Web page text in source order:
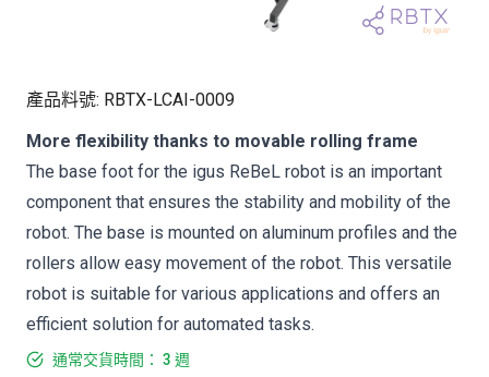
產品料號: RBTX-LCAI-0009
More flexibility thanks to movable rolling frame
The base foot for the igus ReBeL robot is an important
component that ensures the stability and mobility of the
robot. The base is mounted on aluminum profiles and the
rollers allow easy movement of the robot. This versatile
robot is suitable for various applications and offers an
efficient solution for automated tasks.
通常交貨時間： 3 週